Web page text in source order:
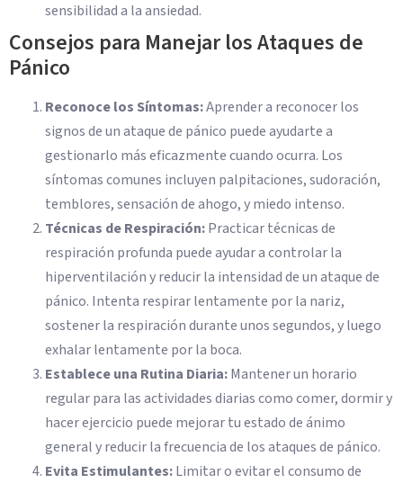
sensibilidad a la ansiedad.
Consejos para Manejar los Ataques de
Pánico
Reconoce los Síntomas:Aprender a reconocer los
signos de un ataque de pánico puede ayudarte a
gestionarlo más eficazmente cuando ocurra. Los
síntomas comunes incluyen palpitaciones, sudoración,
temblores, sensación de ahogo, y miedo intenso.
Técnicas de Respiración:Practicar técnicas de
respiración profunda puede ayudar a controlar la
hiperventilación y reducir la intensidad de un ataque de
pánico. Intenta respirar lentamente por la nariz,
sostener la respiración durante unos segundos, y luego
exhalar lentamente por la boca.
Establece una Rutina Diaria:Mantener un horario
regular para las actividades diarias como comer, dormir y
hacer ejercicio puede mejorar tu estado de ánimo
general y reducir la frecuencia de los ataques de pánico.
Evita Estimulantes:Limitar o evitar el consumo de